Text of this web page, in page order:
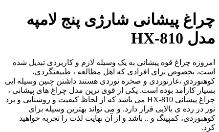
چراغ پیشانی شارژی پنج لامپه
مدل HX-810
امروزه چراغ قوه پیشانی به یک وسیله لازم و کاربردی تبدیل شده
است، بخصوص برای افرادی که اهل مطالعه ، طبیعتگردی،
کوهنوردی ،غارنوردی و صخره نوردی هستند داشتن چنین وسیله ایی
بسیار کارآمد بوده است. یکی از قوی ترین مدل چراغ های پیشانی ،
چراغ پیشانی HX-810 می باشد که از لحاظ کیفیت و روشنایی و برد
نور در رده ی بالایی قرار دارد. و می تواند بهترین وسیله برای
کوهنوردی، کمپینگ و .. باشد و از آن نهایت لذت را تجربه خواهید
کرد.